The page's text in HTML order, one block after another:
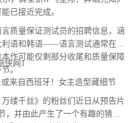
已接近完成。
量保证测试员的招聘信息，涵
语和韩语——语言测试通常在游
作可能仅剩部分收尾和质量保障
。
自西班牙！女主造型藏细节
千丝》的粉丝们近日从预告片
并由此产生了一个有趣的猜测